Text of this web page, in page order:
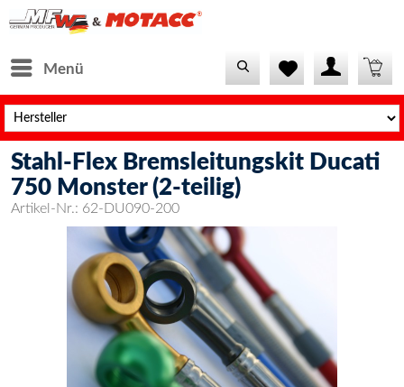
Menü
Stahl-Flex Bremsleitungskit Ducati
750 Monster (2-teilig)
Artikel-Nr.: 62-DU090-200